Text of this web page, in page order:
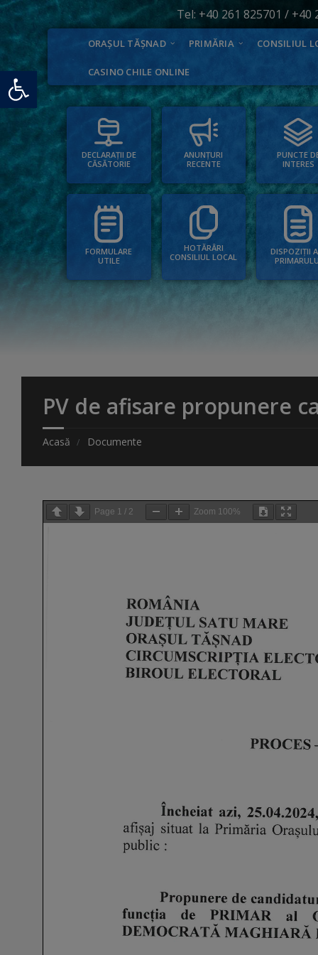
Deschide bara de unelte
Tel: +40 261 825701 / +40
ORAȘUL TĂȘNAD PRIMĂRIA CONSILIUL
CASINO CHILE ONLINE
DECLARAȚII DE
CĂSĂTORIE
ANUNȚURI
RECENTE
PUNCTE
INTERES
FORMULARE
UTILE
HOTĂRÂRI
CONSILIUL LOCAL
DISPOZIȚII
PV de afisare propunere
Acasă Documente
Page 1 / 2 Zoom 100%